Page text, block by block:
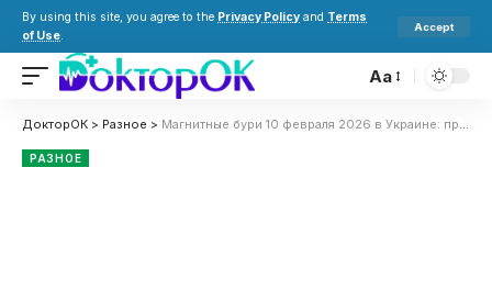
By using this site, you agree to the Privacy Policy and Terms
of Use.
Accept
Aa
ДокторОК > Разное > Магнитные бури 10 февраля 2026 в Украине: прогноз солнечной активности на сегодня
РАЗНОЕ